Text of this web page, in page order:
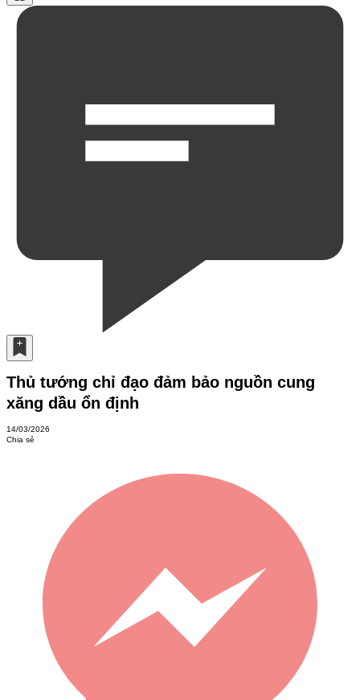
Thủ tướng chỉ đạo đảm bảo nguồn cung
xăng dầu ổn định
14/03/2026
Chia sẻ